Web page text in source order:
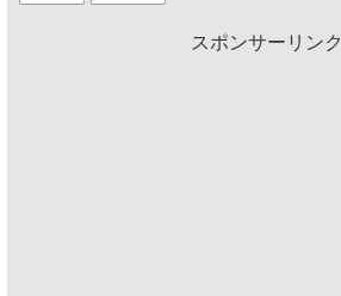
スポンサーリンク